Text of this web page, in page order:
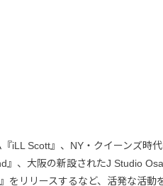
iLL Scott』、NY・クイーンズ時
』、大阪の新設されたJ Studio
をリリースするなど、活発な活動